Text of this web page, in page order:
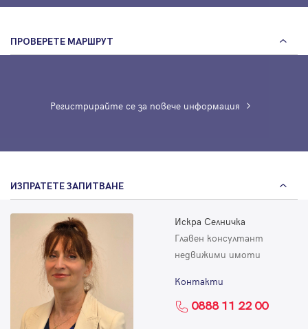
ПРОВЕРЕТЕ МАРШРУТ
Регистрирайте се за повече информация
ИЗПРАТЕТЕ ЗАПИТВАНЕ
Искра Селничка
Главен консултант
недвижими имоти
Контакти
0888 11 22 00